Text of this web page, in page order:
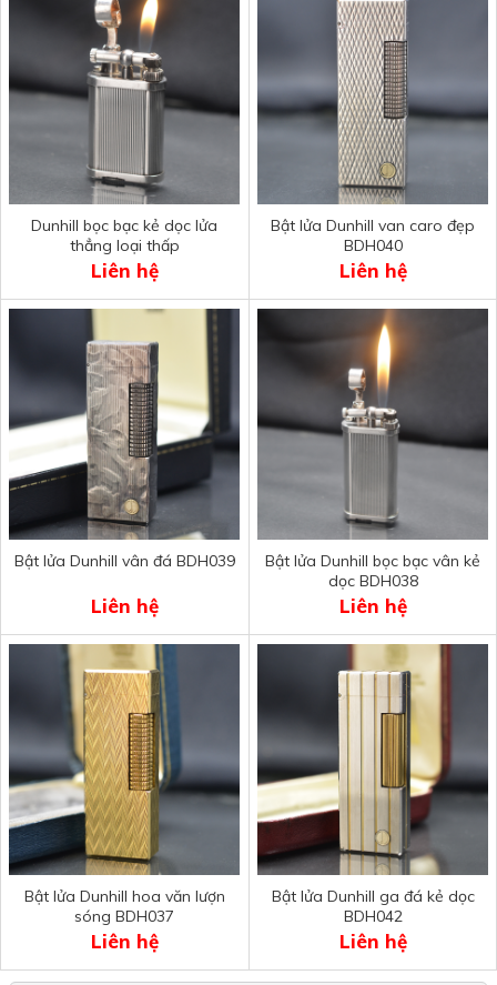
Dunhill bọc bạc kẻ dọc lửa
thẳng loại thấp
Liên hệ
Bật lửa Dunhill van caro đẹp
BDH040
Liên hệ
Bật lửa Dunhill vân đá BDH039
Liên hệ
Bật lửa Dunhill bọc bạc vân kẻ
dọc BDH038
Liên hệ
Bật lửa Dunhill hoa văn lượn
sóng BDH037
Liên hệ
Bật lửa Dunhill ga đá kẻ dọc
BDH042
Liên hệ